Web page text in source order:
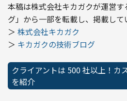
本稿は株式会社キカガクが運営
グ」から一部を転載し、掲載して
＞ 株式会社キカガク
＞ キカガクの技術ブログ
クライアントは 500 社以上！カ
を紹介